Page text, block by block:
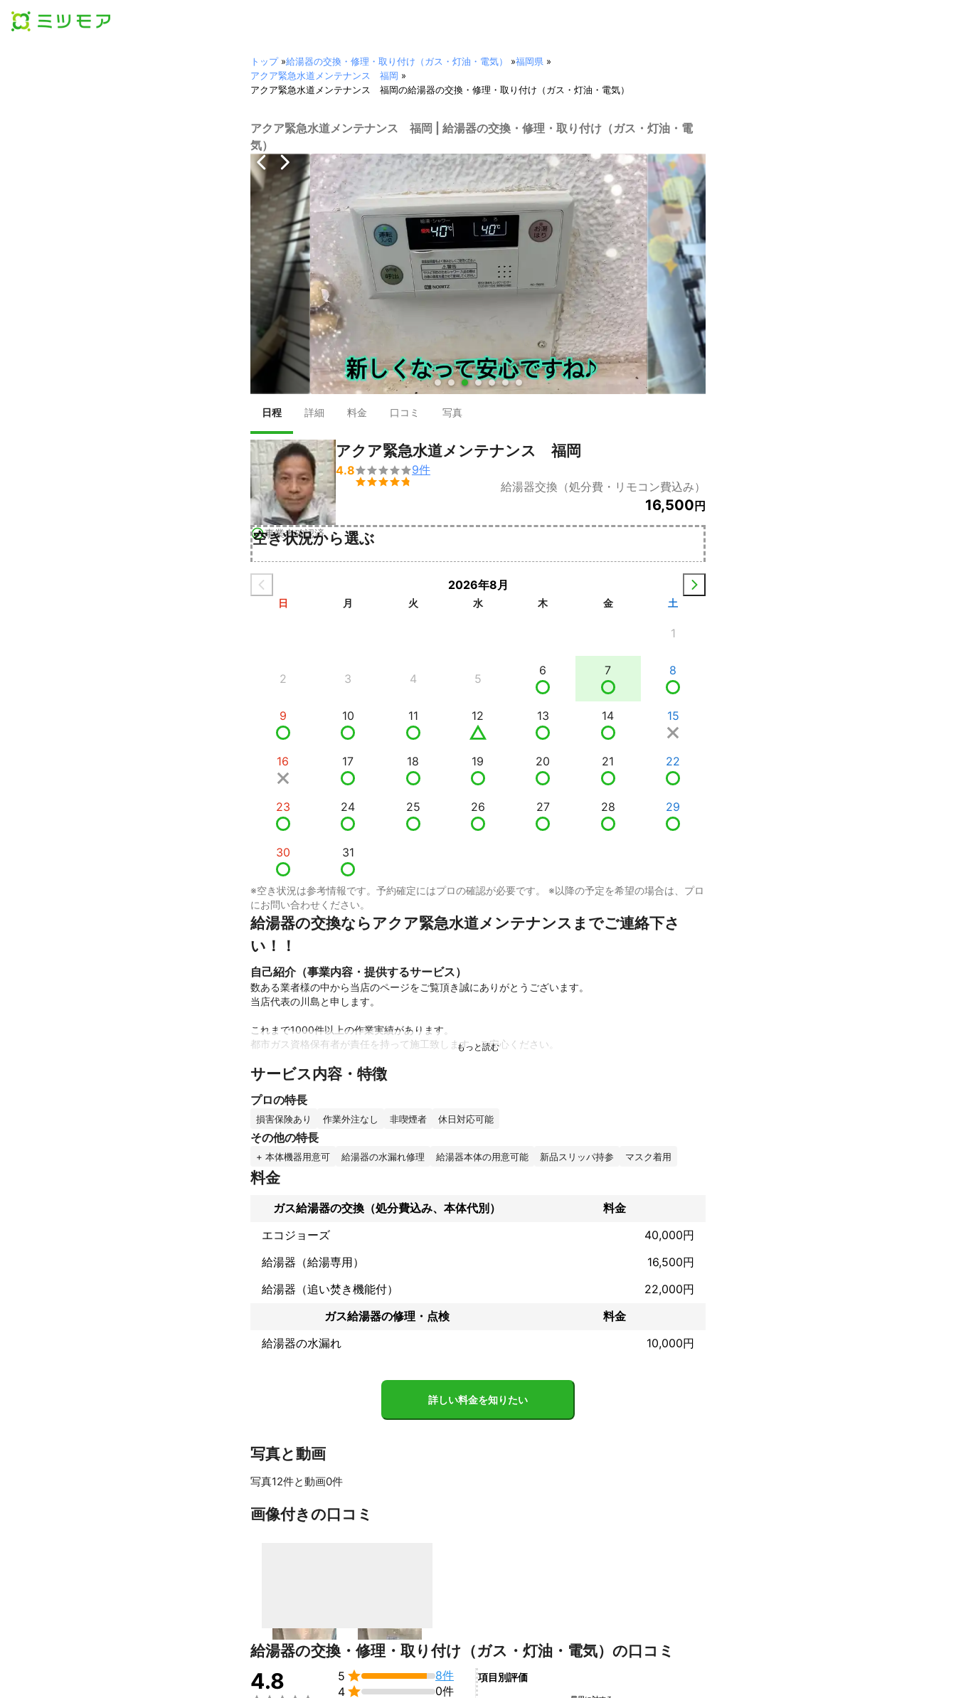
トップ»給湯器の交換・修理・取り付け（ガス・灯油・電気） »福岡県 »
アクア緊急水道メンテナンス 福岡 »
アクア緊急水道メンテナンス 福岡の給湯器の交換・修理・取り付け（ガス・灯油・電気）
アクア緊急水道メンテナンス 福岡 | 給湯器の交換・修理・取り付け（ガス・灯油・電
気）
● ● ● ● ● ● ●
日程 詳細 料金 口コミ 写真
事業者確認済
アクア緊急水道メンテナンス 福岡
4.8

9件
給湯器交換（処分費・リモコン費込み）
16,500 円
空き状況から選ぶ
2026年8月
日 月 火 水 木 金 土
1
2 3 4 5
6 7 8
9 10 11 12 13 14 15
16 17 18 19 20 21 22
23 24 25 26 27 28 29
30 31
※空き状況は参考情報です。予約確定にはプロの確認が必要です。 ※以降の予定を希望の場合は、プロ
にお問い合わせください。
給湯器の交換ならアクア緊急水道メンテナンスまでご連絡下さ
い！！
自己紹介（事業内容・提供するサービス）
数ある業者様の中から当店のページをご覧頂き誠にありがとうございます。
当店代表の川島と申します。
これまで1000件以上の作業実績があります。
都市ガス資格保有者が責任を持って施工致します。ご安心ください。
※本サービスは給湯器取付工事・ガス漏れ検査・点火テスト・給湯器の撤去処分工事・専用リモコン取
※追加料金としては
ガス可とう管は交換必須なので6600円
ベランダ給湯器の場合は、配管カバーが
付いていると思いますので
配管カバー必要な場合にはサイズにも
よりますがその分別途料金がかかります。
ご了承お願い致します。
※基本的に今現在ついているメーカーの同等機種への交換工事をオススメしております。
機種メーカーが同相違する場合、追加部材等が必要になる場合があります。
その際追加料金が発生いたします。
※行った作業後1年間は、
万が一、当店で作業後に不備、不具合が
出来る限り即日対応させて頂きます。
わたくしどもが行った作業に関しまして
など対応出来ないものもあります。
ご了承お願い致します。
※プロパンガスには対応しておりません。
【国家資格】給水装置工事主任技術者
※水道管の補修、交換、新設
※トイレの補修、交換
※排水管の交換、新設など
※ウォシュレット交換
※ビルトインガスコンロ交換
サービス内容・特徴
プロの特長
損害保険あり 作業外注なし 非喫煙者 休日対応可能
その他の特長
+ 本体機器用意可 給湯器の水漏れ修理 給湯器本体の用意可能 新品スリッパ持参 マスク着用
料金
ガス給湯器の交換（処分費込み、本体代別）
料金
エコジョーズ
40,000円
給湯器（給湯専用）
16,500円
給湯器（追い焚き機能付）
22,000円
ガス給湯器の修理・点検
料金
給湯器の水漏れ
10,000円
詳しい料金を知りたい
写真と動画
写真12件と動画0件
画像付きの口コミ
給湯器の交換・修理・取り付け（ガス・灯油・電気）の口コミ
4.8 5 
8件
4 
0件
項目別評価